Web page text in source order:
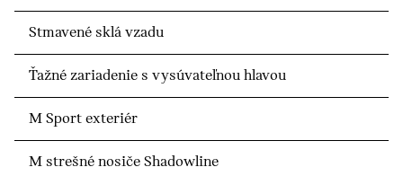
Stmavené sklá vzadu
Ťažné zariadenie s vysúvateľnou hlavou
M Sport exteriér
M strešné nosiče Shadowline